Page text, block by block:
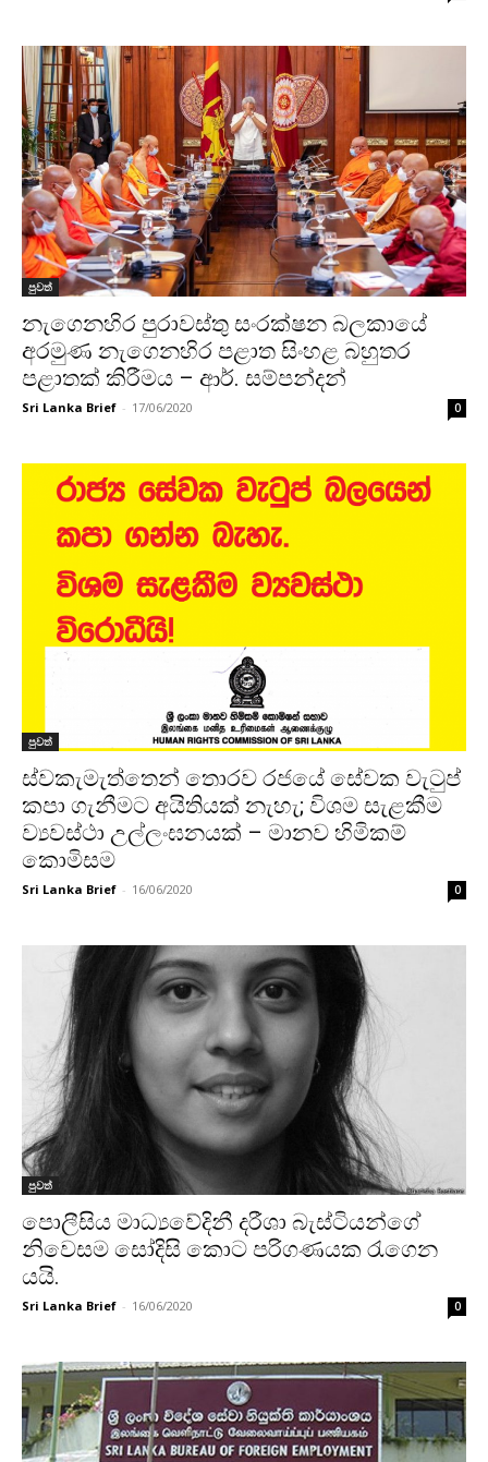
පුවත්
නැගෙනහිර පුරාවස්තු සංරක්ෂන බලකායේ
අරමුණ නැගෙනහිර පළාත සිංහළ බහුතර
පළාතක් කිරීමය – ආර්. සම්පන්දන්
Sri Lanka Brief - 17/06/2020 0
පුවත්
ස්වකැමැත්තෙන් තොරව රජයේ සේවක වැටුප්
කපා ගැනීමට අයිතියක් නැහැ; විශම සැළකීම
ව්‍යවස්ථා උල්ලංඝනයක් – මානව හිමිකම්
කොමිසම
Sri Lanka Brief - 16/06/2020 0
පුවත්
පොලීසිය මාධ්‍යවේදිනී දරීශා බැස්ටියන්ගේ
නිවෙසම සෝදිසි කොට පරිගණයක රැගෙන
යයි.
Sri Lanka Brief - 16/06/2020 0